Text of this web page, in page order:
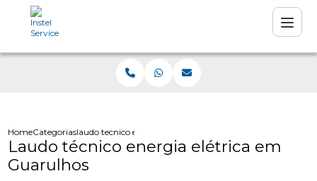
HomeCategoriaslaudo tecnico energia eletrica guarulhos
Laudo técnico energia elétrica em
Guarulhos